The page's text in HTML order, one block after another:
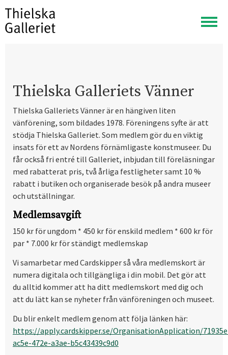
Visa
meny
Thielska Galleriets Vänner
Thielska Galleriets Vänner är en hängiven liten
vänförening, som bildades 1978. Föreningens syfte är att
stödja Thielska Galleriet. Som medlem gör du en viktig
insats för ett av Nordens förnämligaste konstmuseer. Du
får också fri entré till Galleriet, inbjudan till föreläsningar
med rabatterat pris, två årliga festligheter samt 10 %
rabatt i butiken och organiserade besök på andra museer
och utställningar.
Medlemsavgift
150 kr för ungdom * 450 kr för enskild medlem * 600 kr för
par * 7.000 kr för ständigt medlemskap
Vi samarbetar med Cardskipper så våra medlemskort är
numera digitala och tillgängliga i din mobil. Det gör att
du alltid kommer att ha ditt medlemskort med dig och
att du lätt kan se nyheter från vänföreningen och museet.
Du blir enkelt medlem genom att följa länken här:
https://apply.cardskipper.se/OrganisationApplication/
ac5e-472e-a3ae-b5c43439c9d0